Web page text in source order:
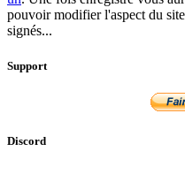
pouvoir modifier l'aspect du
signés...
Support
Discord